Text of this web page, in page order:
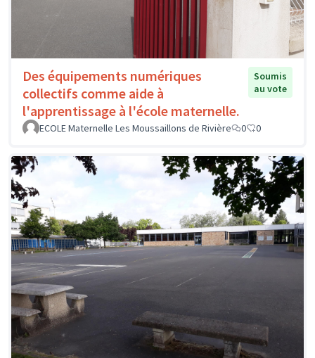
Des équipements numériques
collectifs comme aide à
l'apprentissage à l'école maternelle.
Soumis
au vote
ECOLE Maternelle Les Moussaillons de Rivière 0 0